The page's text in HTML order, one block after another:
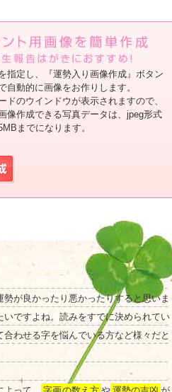
指定し、『運勢入り画像作成』ボタン
自動的に画像をお作りします。
ドのウインドウが表示されますので、
像作成できる写真データは、jpeg形式
までになります。
が良かったり悪かったりすると思いま
ですよね。読みをすでに決められてい
わせる字を悩んでいる方など様々だと